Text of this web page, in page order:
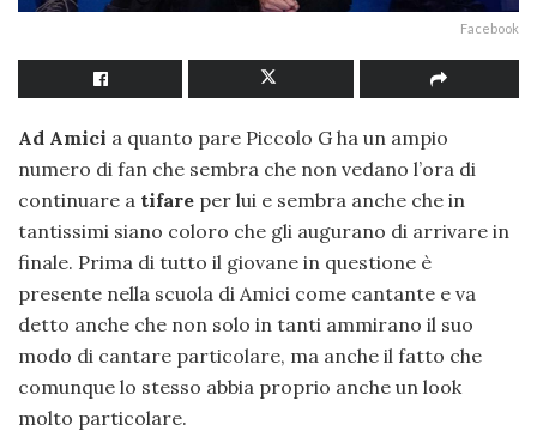
Facebook
Ad Amici a quanto pare Piccolo G ha un ampio
numero di fan che sembra che non vedano l’ora di
continuare a tifare per lui e sembra anche che in
tantissimi siano coloro che gli augurano di arrivare in
finale. Prima di tutto il giovane in questione è
presente nella scuola di Amici come cantante e va
detto anche che non solo in tanti ammirano il suo
modo di cantare particolare, ma anche il fatto che
comunque lo stesso abbia proprio anche un look
molto particolare.